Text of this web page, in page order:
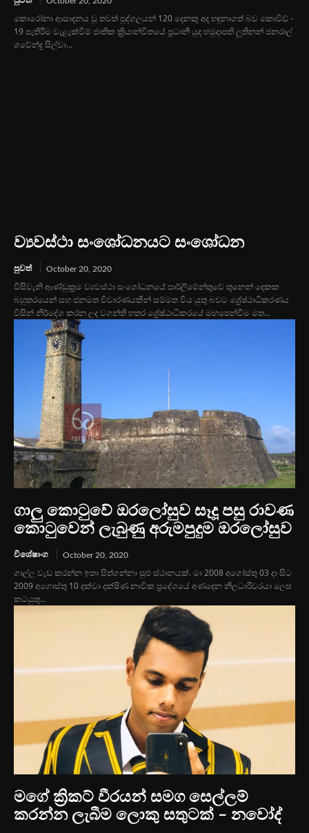
කොරෝනා ආසාදනය වූ තවත් පුද්ගලයන් 120 දෙනකු අද හඳුනාගත් බව කොවිඩ් -
19 පැතිරීම වැළැක්වීම් ජාතික ක්‍රියාන්විතයේ ප්‍රධානී යුද හමුදාපති ලුතිනන් ජනරාල්
ශවේන්ද්‍ර සිල්වා...
ව්‍යවස්ථා සංශෝධනයට සංශෝධන
පුවත් October 20, 2020
විසිවැනි ආණ්ඩුක්‍රම ව්‍යවස්ථා සංශෝධනයේ පාර්ලිමේන්තුවේ තුනෙන් දෙකක
බහුතරයෙන් සහ ජනමත විචාරණයකින් සම්මත විය යුතු බවට ශ්‍රේෂ්ඨාධිකරණය
විසින් නිර්දේශ කරන ලද වගන්ති හතර ශ්‍රේෂ්ඨාධිකරයේ මඟපෙන්වීම මත...
ගාලු කොටුවේ ඔරලෝසුව සෑදූ පසු රාවණ
කොටුවෙන් ලැබුණු අරුමපුදුම ඔරලෝසුව
විශේෂාංග October 20, 2020
ගාල්ල වැඩ කරන්න ඉතා සිත්ගන්නා සුළු ස්ථානයක්. මා 2008 අගෝස්තු 03 දා සිට
2009 අගොස්තු 10 දක්වා දක්ෂිණ නාවික ප්‍රදේශයේ අණදෙන නිලධාරීවරයා ලෙස
කටයුතු...
මගේ ක්‍රිකට් වීරයන් සමග සෙල්ලම්
කරන්න ලැබීම ලොකු සතුටක් – නවෝද්